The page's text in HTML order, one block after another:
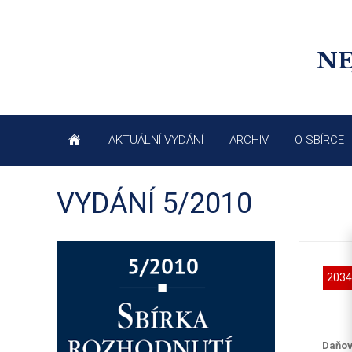
AKTUÁLNÍ VYDÁNÍ ARCHIV O SBÍRCE
VYDÁNÍ 5/2010